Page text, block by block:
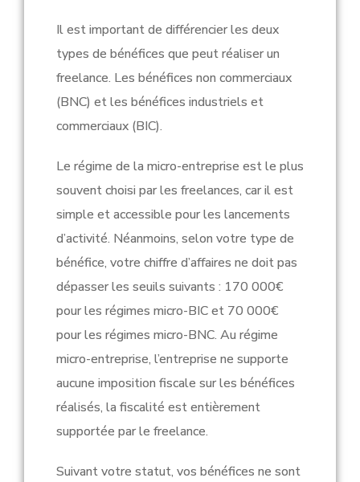
Il est important de différencier les deux
types de bénéfices que peut réaliser un
freelance. Les bénéfices non commerciaux
(BNC) et les bénéfices industriels et
commerciaux (BIC).
Le régime de la micro-entreprise est le plus
souvent choisi par les freelances, car il est
simple et accessible pour les lancements
d’activité. Néanmoins, selon votre type de
bénéfice, votre chiffre d’affaires ne doit pas
dépasser les seuils suivants : 170 000€
pour les régimes micro-BIC et 70 000€
pour les régimes micro-BNC. Au régime
micro-entreprise, l’entreprise ne supporte
aucune imposition fiscale sur les bénéfices
réalisés, la fiscalité est entièrement
supportée par le freelance.
Suivant votre statut, vos bénéfices ne sont